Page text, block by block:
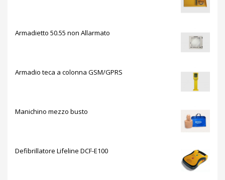
Armadietto 50.55 non Allarmato
Armadio teca a colonna GSM/GPRS
Manichino mezzo busto
Defibrillatore Lifeline DCF-E100